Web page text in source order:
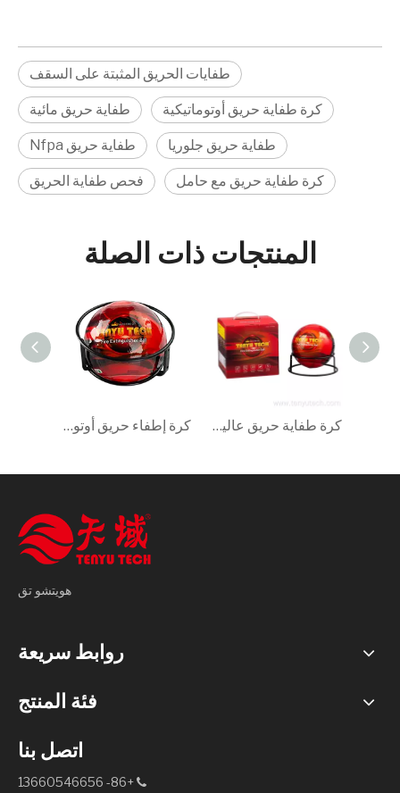
طفايات الحريق المثبتة على السقف
طفاية حريق مائية كرة طفاية حريق أوتوماتيكية
طفاية حريق Nfpa طفاية حريق جلوريا
فحص طفاية الحريق كرة طفاية حريق مع حامل
المنتجات ذات الصلة
كرة إطفاء حريق أوتوماتيكية بوزن 4 كجم، طفاية مسحوق سريعة الجفاف، ضرورية للسلامة كرة طفاية حريق عالية الكفاءة بوزن 2.8 كجم - حل صغير ومحمول للسلامة من الحرائق
هويتشو تق
روابط سريعة
فئة المنتج
اتصل بنا

+86- 13660546656